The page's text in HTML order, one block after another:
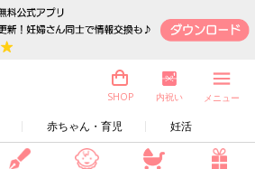
赤ちゃん・育児 妊活
SHOP 内祝い メニュー